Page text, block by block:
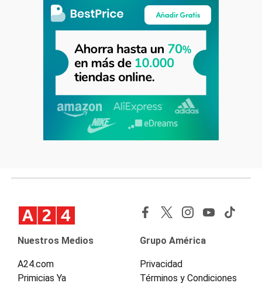
Nuestros Medios
A24.com
Primicias Ya
Grupo América
Privacidad
Términos y Condiciones